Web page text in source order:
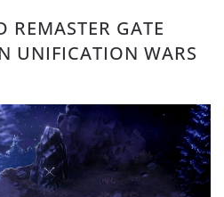
GATE
UNIFICATION WARS